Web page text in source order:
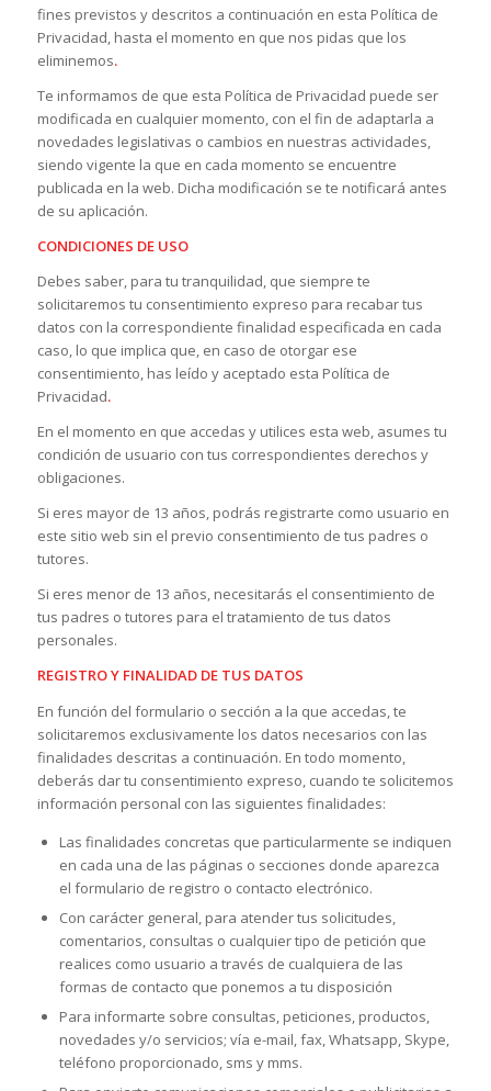
fines previstos y descritos a continuación en esta Política de
Privacidad, hasta el momento en que nos pidas que los
eliminemos.
Te informamos de que esta Política de Privacidad puede ser
modificada en cualquier momento, con el fin de adaptarla a
novedades legislativas o cambios en nuestras actividades,
siendo vigente la que en cada momento se encuentre
publicada en la web. Dicha modificación se te notificará antes
de su aplicación.
CONDICIONES DE USO
Debes saber, para tu tranquilidad, que siempre te
solicitaremos tu consentimiento expreso para recabar tus
datos con la correspondiente finalidad especificada en cada
caso, lo que implica que, en caso de otorgar ese
consentimiento, has leído y aceptado esta Política de
Privacidad.
En el momento en que accedas y utilices esta web, asumes tu
condición de usuario con tus correspondientes derechos y
obligaciones.
Si eres mayor de 13 años, podrás registrarte como usuario en
este sitio web sin el previo consentimiento de tus padres o
tutores.
Si eres menor de 13 años, necesitarás el consentimiento de
tus padres o tutores para el tratamiento de tus datos
personales.
REGISTRO Y FINALIDAD DE TUS DATOS
En función del formulario o sección a la que accedas, te
solicitaremos exclusivamente los datos necesarios con las
finalidades descritas a continuación. En todo momento,
deberás dar tu consentimiento expreso, cuando te solicitemos
información personal con las siguientes finalidades:
Las finalidades concretas que particularmente se indiquen
en cada una de las páginas o secciones donde aparezca
el formulario de registro o contacto electrónico.
Con carácter general, para atender tus solicitudes,
comentarios, consultas o cualquier tipo de petición que
realices como usuario a través de cualquiera de las
formas de contacto que ponemos a tu disposición
Para informarte sobre consultas, peticiones, productos,
novedades y/o servicios; vía e-mail, fax, Whatsapp, Skype,
teléfono proporcionado, sms y mms.